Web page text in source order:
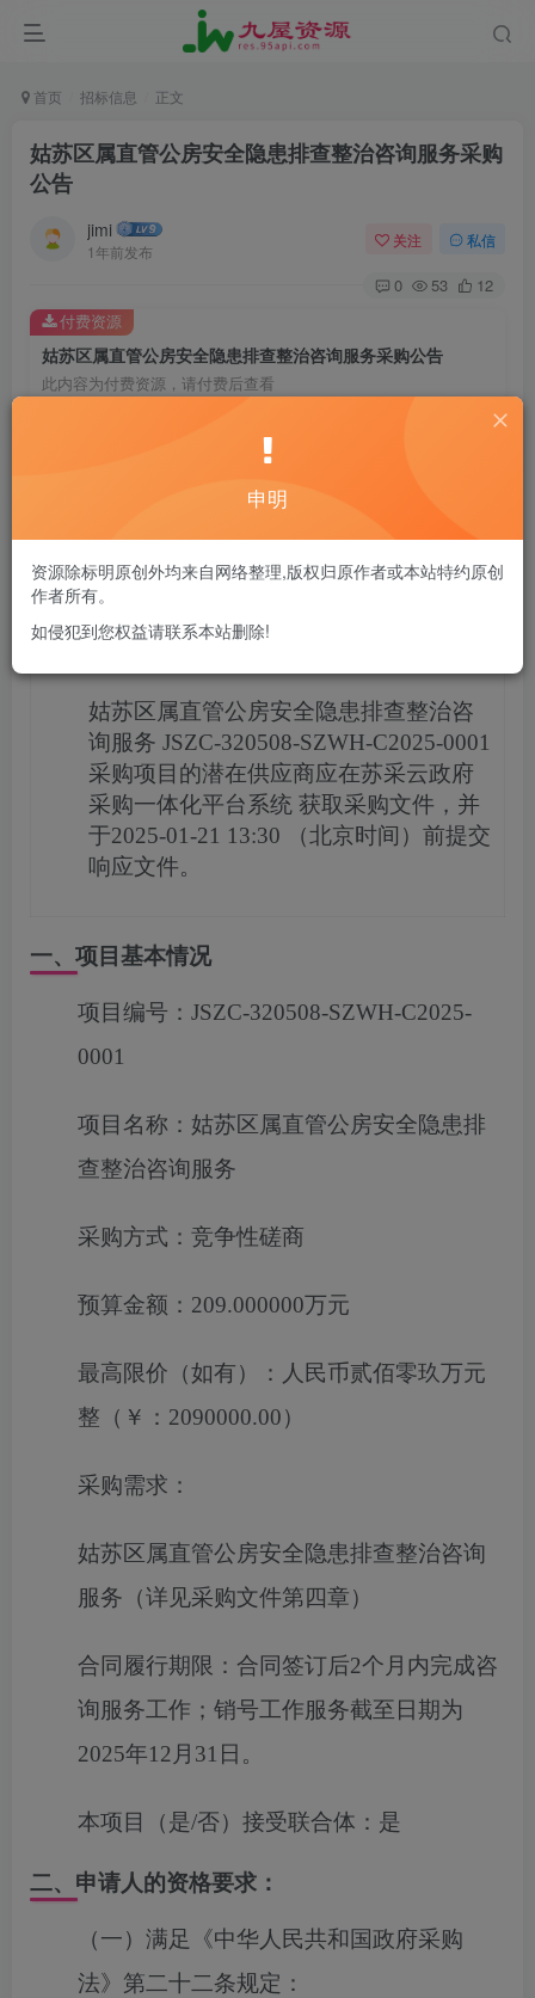
首页 招标信息 正文
姑苏区属直管公房安全隐患排查整治咨询服务采购
公告
jimi
1年前发布
关注 私信
0 53 12
姑苏区属直管公房安全隐患排查整治咨询服务采购公告
此内容为付费资源，请付费后查看
20
您当前未登录！建议登陆后购买，可保存购买订单
付费资源
姑苏区属直管公房安全隐患排查整治咨
询服务 JSZC-320508-SZWH-C2025-0001
采购项目的潜在供应商应在苏采云政府
采购一体化平台系统 获取采购文件，并
于2025-01-21 13:30 （北京时间）前提交
响应文件。
一、项目基本情况
项目编号： JSZC-320508-SZWH-C2025-
0001
项目名称： 姑苏区属直管公房安全隐患排
查整治咨询服务
采购方式： 竞争性磋商
预算金额： 209.000000万元
最高限价（如有）： 人民币贰佰零玖万元
整（￥：2090000.00）
采购需求：
姑苏区属直管公房安全隐患排查整治咨询
服务（详见采购文件第四章）
合同履行期限： 合同签订后2个月内完成咨
询服务工作；销号工作服务截至日期为
2025年12月31日。
本项目（是/否）接受联合体： 是
二、申请人的资格要求：
（一）满足《中华人民共和国政府采购
法》第二十二条规定：
申明
资源除标明原创外均来自网络整理,版权归原作者或本站特约原创
作者所有。
如侵犯到您权益请联系本站删除!